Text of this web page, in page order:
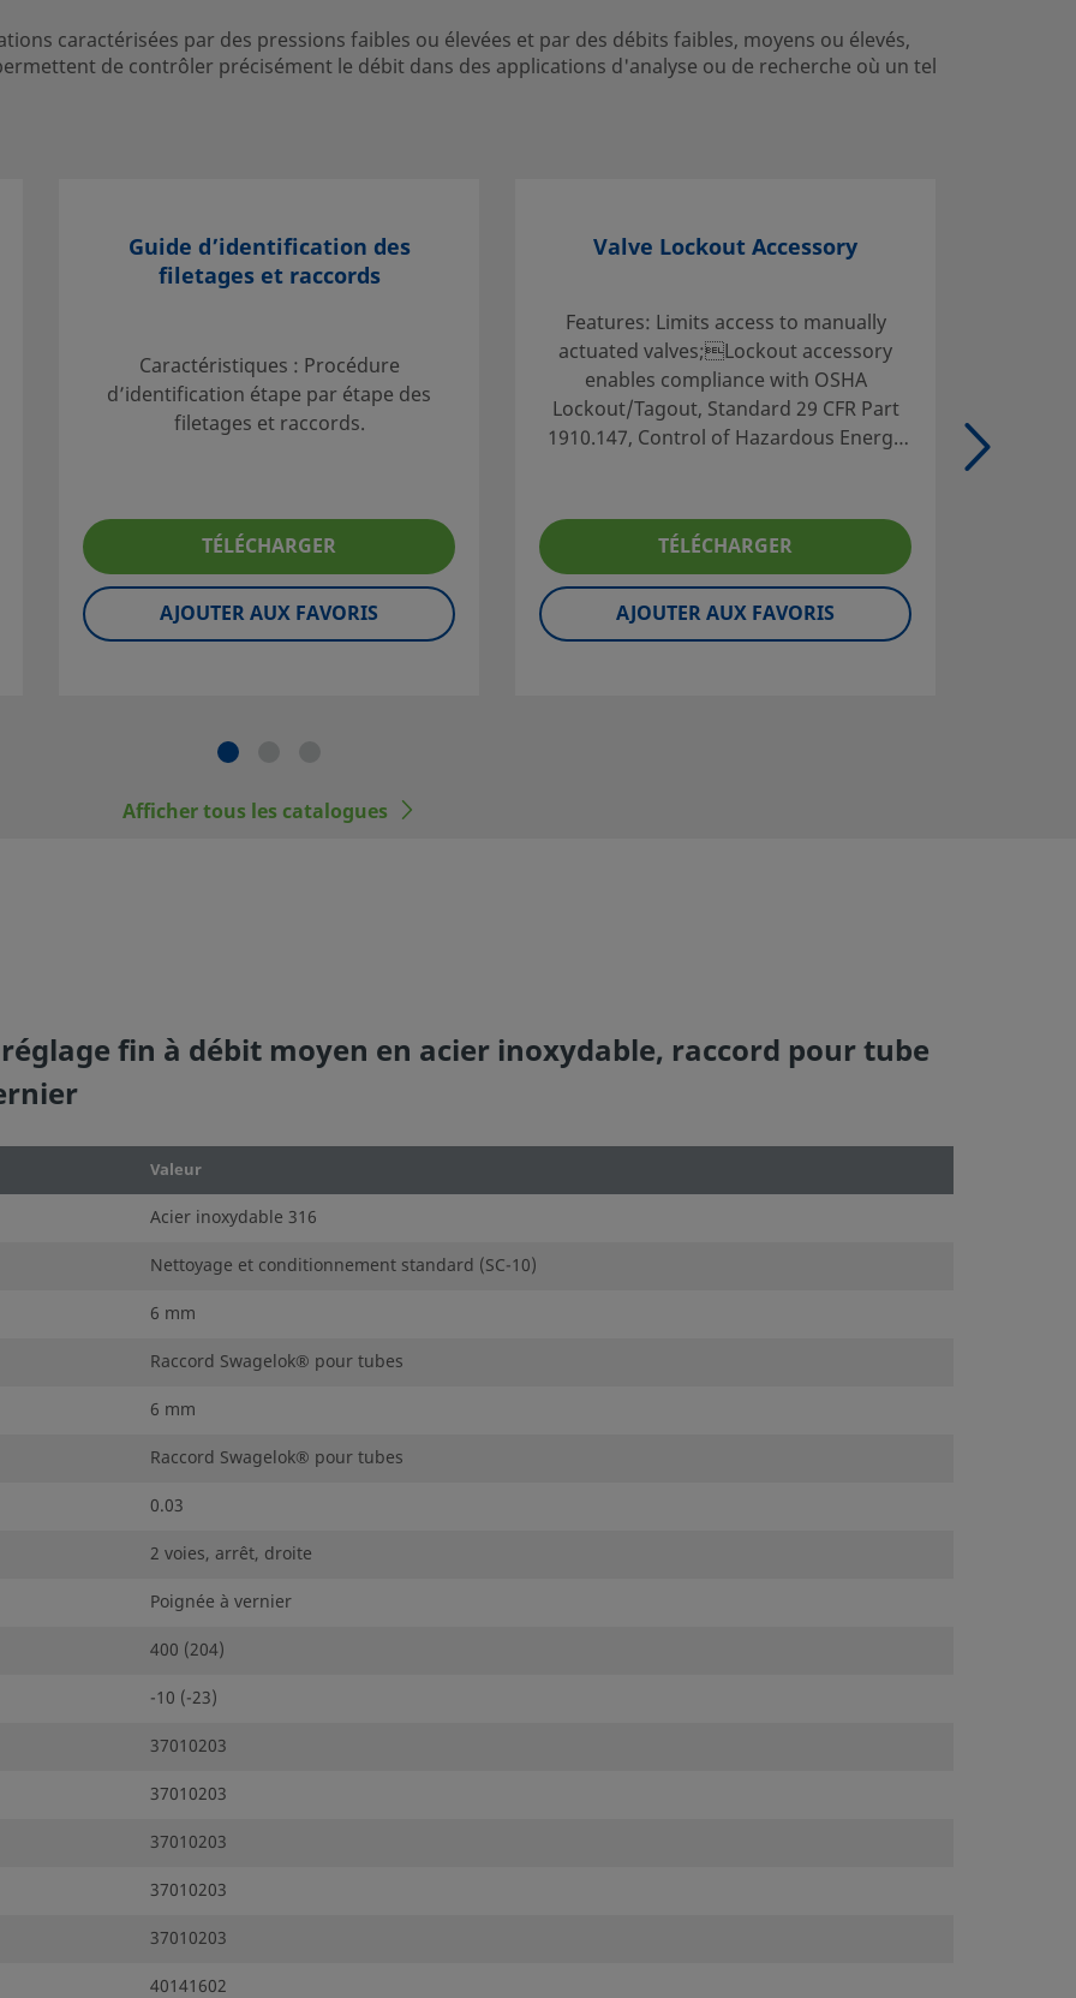
par des pressions
avec les vannes de
le débit dans des
important.
avec votre
Lors
système doit
fiable et
des
caractérisées par des pressions faibles ou élevées et par des débits faibles, moyens ou élevés,
de contrôler précisément le débit dans des applications d'analyse ou de recherche où un tel
Guide d’identification des
filetages et raccords
Caractéristiques : Procédure
d’identification étape par étape des
filetages et raccords.
TÉLÉCHARGER
AJOUTER AUX FAVORIS
Valve Lockout Accessory
Features: Limits access to manually
actuated valves;Lockout accessory
enables compliance with OSHA
Lockout/Tagout, Standard 29 CFR Part
1910.147, Control of Hazardous Energy
TÉLÉCHARGER
AJOUTER AUX FAVORIS
Afficher tous les catalogues
fin à débit moyen en acier inoxydable, raccord pour tube
Valeur
Acier inoxydable 316
Nettoyage et conditionnement standard (SC-10)
6 mm
Raccord Swagelok® pour tubes
6 mm
Raccord Swagelok® pour tubes
0.03
2 voies, arrêt, droite
Poignée à vernier
400 (204)
-10 (-23)
37010203
37010203
37010203
37010203
37010203
40141602